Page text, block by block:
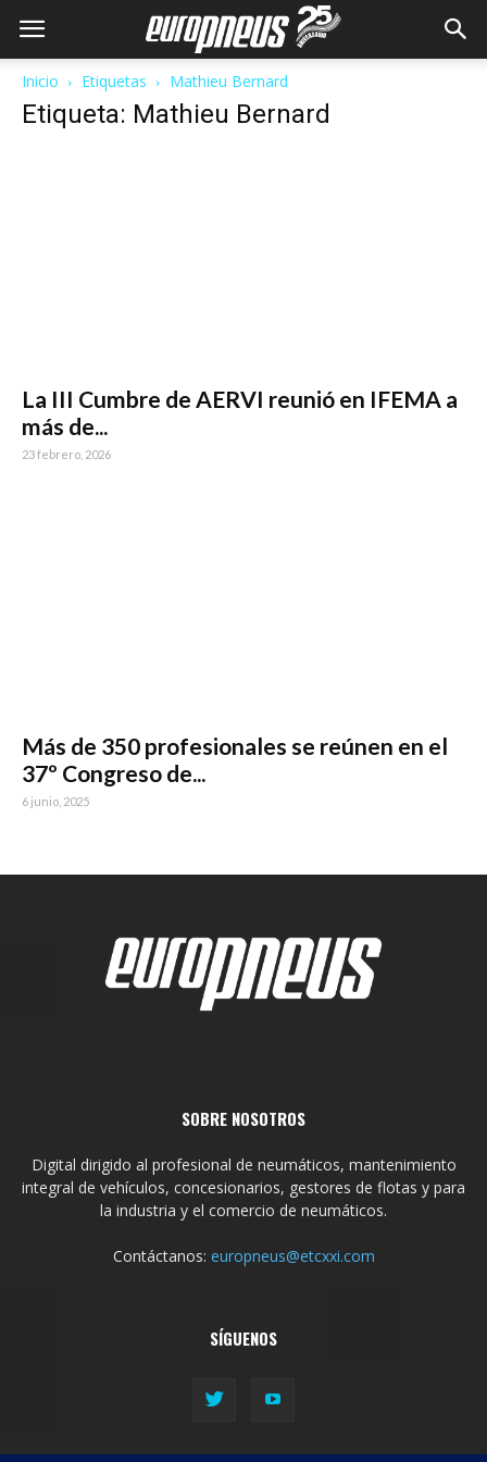
Inicio Etiquetas Mathieu Bernard
Etiqueta: Mathieu Bernard
La III Cumbre de AERVI reunió en IFEMA a
más de...
23 febrero, 2026
Más de 350 profesionales se reúnen en el
37º Congreso de...
6 junio, 2025
SOBRE NOSOTROS
Digital dirigido al profesional de neumáticos, mantenimiento
integral de vehículos, concesionarios, gestores de flotas y para
la industria y el comercio de neumáticos.
Contáctanos: europneus@etcxxi.com
SÍGUENOS